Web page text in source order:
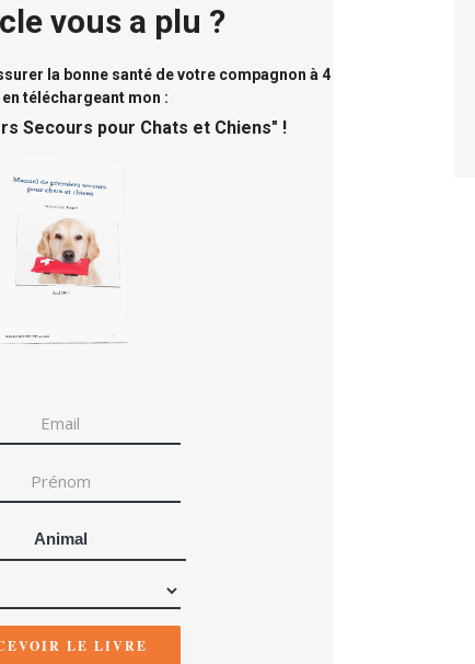
vous a plu ?
la bonne santé de votre compagnon à 4
téléchargeant mon :
Secours pour Chats et Chiens" !
Animal
LE LIVRE